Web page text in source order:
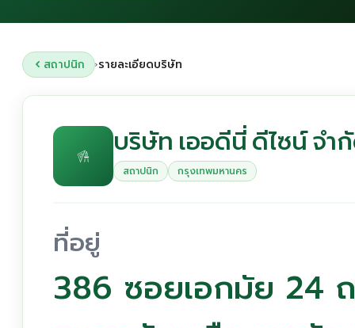
สถาปนิก ›รายละเอียดบริษัท
บริษัท เออดีนี่ ดีไซน์ จำ
สถาปนิก กรุงเทพมหานคร
ที่อยู่
386 ซอยเอกมัย 24